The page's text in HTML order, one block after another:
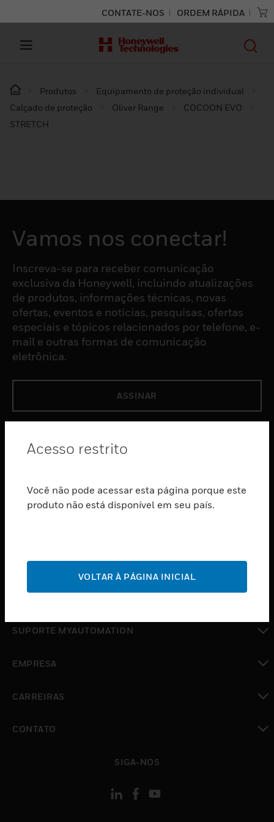
CONTATE-NOS ORDEM RÁPIDA
Produtos
Equipamento de proteção individual
Calçado de proteção
Oliver Range
COCOON EVO
STRETCH
Vamos nos conectar!
Inscreva-se para receber comunicação
exclusiva da Honeywell, incluindo atualizações
de produtos, informações técnicas, novas
ofertas, eventos e notícias, pesquisas, ofertas
especiais e tópicos relacionados por telefone, e-
mail e outras formas de comunicação
eletrônica.
ASSINAR
toggle view
toggle view
SERVIÇOS
SUPORTE
toggle view
toggle view
SUPORTE MYAUTOMATION
EMPRESA
CARREIRAS
CONTATO
SIGA-NOS
Acesso restrito
Você não pode acessar esta página porque este
produto não está disponível em seu país.
VOLTAR À PÁGINA INICIAL